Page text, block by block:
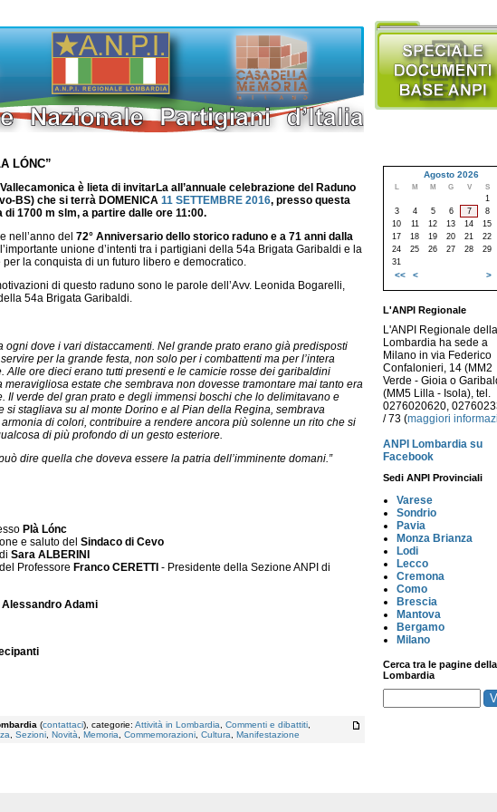
LÓNC”
Vallecamonica è lieta di invitarLa all’annuale celebrazione del Raduno
BS) che si terrà DOMENICA 11 SETTEMBRE 2016, presso questa
1700 m slm, a partire dalle ore 11:00.
nell’anno del 72° Anniversario dello storico raduno e a 71 anni dalla
unione d’intenti tra i partigiani della 54a Brigata Garibaldi e la
la conquista di un futuro libero e democratico.
di questo raduno sono le parole dell’Avv. Leonida Bogarelli,
54a Brigata Garibaldi.
ogni dove i vari distaccamenti. Nel grande prato erano già predisposti
per la grande festa, non solo per i combattenti ma per l’intera
Alle ore dieci erano tutti presenti e le camicie rosse dei garibaldini
estate che sembrava non dovesse tramontare mai tanto era
Il verde del gran prato e degli immensi boschi che lo delimitavano e
si stagliava su al monte Dorino e al Pian della Regina, sembrava
di colori, contribuire a rendere ancora più solenne un rito che si
di più profondo di un gesto esteriore.
dire quella che doveva essere la patria dell’imminente domani.”
Plà Lónc
e saluto del Sindaco di Cevo
Sara ALBERINI
Professore Franco CERETTI - Presidente della Sezione ANPI di
Alessandro Adami
(contattaci), categorie: Attività in Lombardia, Commenti e dibattiti,
, Sezioni, Novità, Memoria, Commemorazioni, Cultura, Manifestazione
Agosto 2026
L M M G V S
1
3
4 5 6 7 8
10
11 12 13 14 15
17
18 19 20 21 22
24
25 26 27 28 29
31
<< < >
L'ANPI Regionale
L'ANPI Regionale della
Lombardia ha sede a
Milano in via Federico
Confalonieri, 14 (MM2
Verde - Gioia o
(MM5 Lilla - Isola), tel.
0276020620,
/ 73 (maggiori
ANPI Lombardia su
Facebook
Sedi ANPI Provinciali
Varese
Sondrio
Pavia
Monza Brianza
Lodi
Lecco
Cremona
Como
Brescia
Mantova
Bergamo
Milano
Cerca tra le pagine della
Lombardia